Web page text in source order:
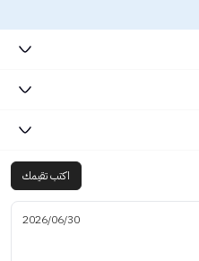
اكتب تقيمك
2026/06/30